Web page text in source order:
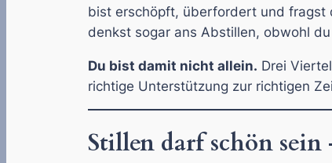
bist erschöpft, überfordert und fragst
denkst sogar ans Abstillen, obwohl
Du bist damit nicht allein. Drei
richtige Unterstützung zur richtigen
Stillen darf schön